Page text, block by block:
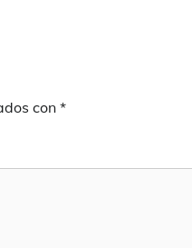
con *